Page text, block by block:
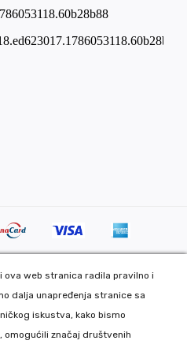
ova web stranica radila pravilno i
dalja unapređenja stranice sa
iskustva, kako bismo
omogućili značaj društvenih
DOO. All Rights Reserved. Web